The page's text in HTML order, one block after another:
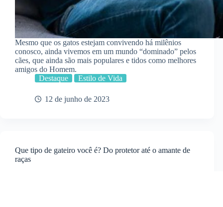
Mesmo que os gatos estejam convivendo há milênios
conosco, ainda vivemos em um mundo “dominado” pelos
cães, que ainda são mais populares e tidos como melhores
amigos do Homem.
Destaque
Estilo de Vida
12 de junho de 2023
Que tipo de gateiro você é? Do protetor até o amante de
raças